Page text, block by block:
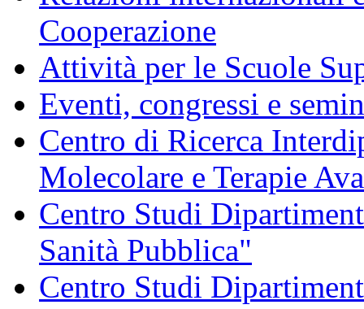
Cooperazione
Attività per le Scuole
Eventi, congressi e
Centro di Ricerca
Molecolare e Terapie
Centro Studi
Sanità Pubblica"
Centro Studi